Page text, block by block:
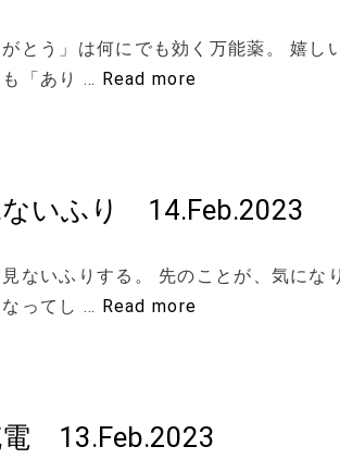
がとう」は何にでも効く万能薬。 嬉
「あり … Read more
ないふり 14.Feb.2023
ないふりする。 先のことが、気にな
ってし … Read more
13.Feb.2023